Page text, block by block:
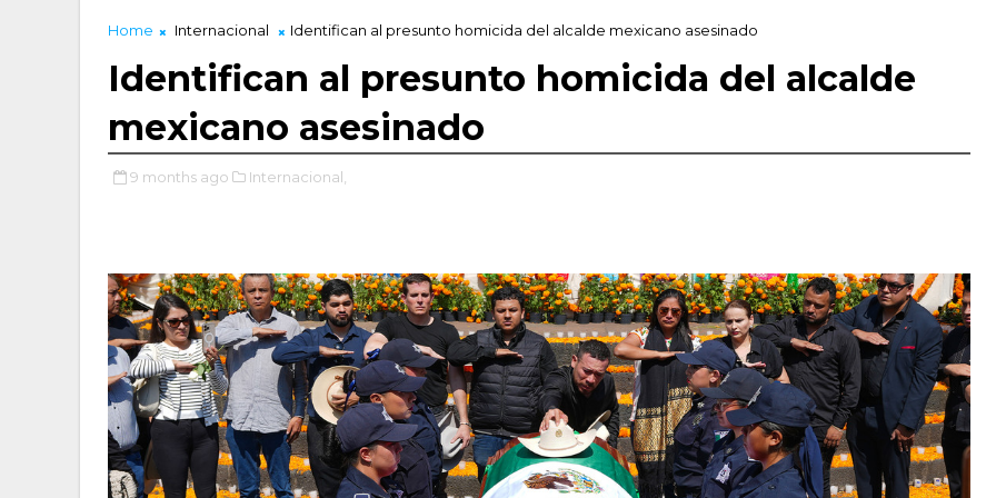
Home Internacional Identifican al presunto homicida del alcalde mexicano asesinado
Identifican al presunto homicida del alcalde
mexicano asesinado
9 months ago Internacional,